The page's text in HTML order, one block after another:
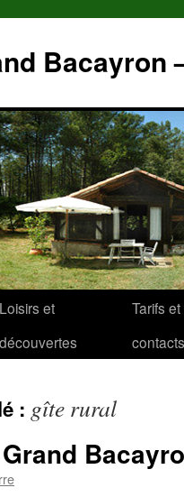
Bacayron
Loisirs et
découvertes
Tarifs et
contacts
: gîte rural